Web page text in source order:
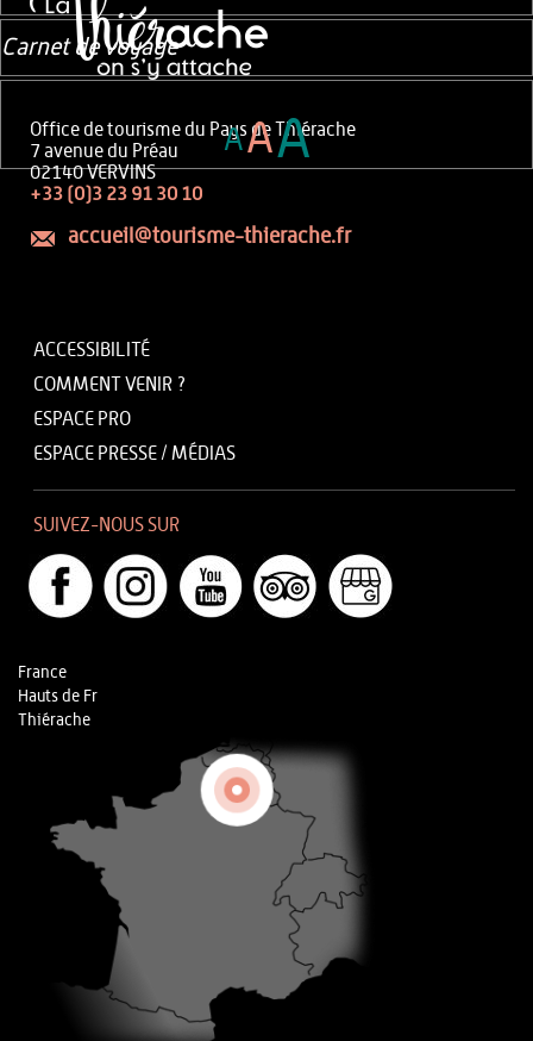
Office de tourisme du Pays de Thiérache
7 avenue du Préau
02140 VERVINS
+33 (0)3 23 91 30 10
accueil@tourisme-thierache.fr
ACCESSIBILITÉ
COMMENT VENIR ?
ESPACE PRO
ESPACE PRESSE / MÉDIAS
SUIVEZ-NOUS SUR
France
Hauts de Fr
Thiérache
Carnet de voyage
AAA